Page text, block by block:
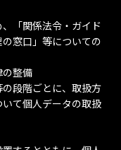
「関係法令・ガイド
窓口」等についての
の整備
段階ごとに、取扱方
て個人データの取扱